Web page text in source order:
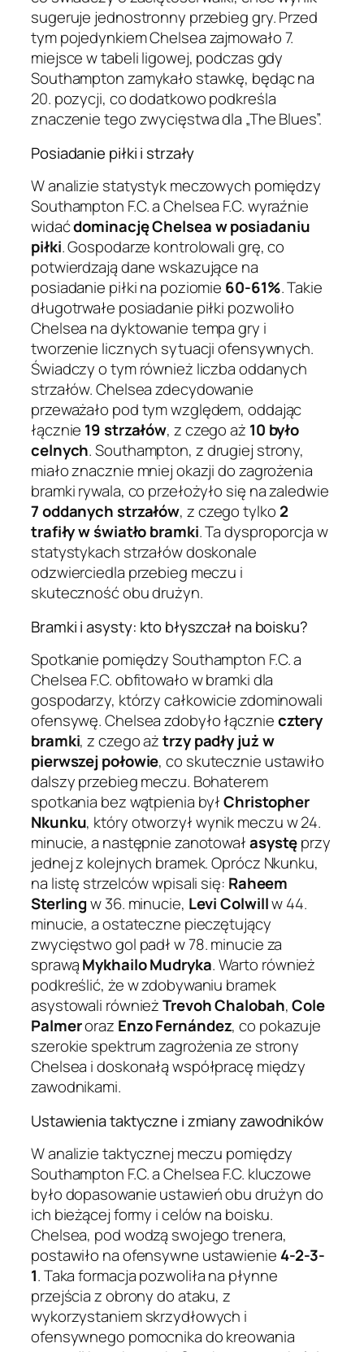
sugeruje jednostronny przebieg gry. Przed
tym pojedynkiem Chelsea zajmowało 7.
miejsce w tabeli ligowej, podczas gdy
Southampton zamykało stawkę, będąc na
20. pozycji, co dodatkowo podkreśla
znaczenie tego zwycięstwa dla „The Blues”.
Posiadanie piłki i strzały
W analizie statystyk meczowych pomiędzy
Southampton F.C. a Chelsea F.C. wyraźnie
widaćdominację Chelsea w posiadaniu
piłki. Gospodarze kontrolowali grę, co
potwierdzają dane wskazujące na
posiadanie piłki na poziomie 60-61%. Takie
długotrwałe posiadanie piłki pozwoliło
Chelsea na dyktowanie tempa gry i
tworzenie licznych sytuacji ofensywnych.
Świadczy o tym również liczba oddanych
strzałów. Chelsea zdecydowanie
przeważało pod tym względem, oddając
łącznie 19 strzałów, z czego aż 10 było
celnych. Southampton, z drugiej strony,
miało znacznie mniej okazji do zagrożenia
bramki rywala, co przełożyło się na zaledwie
7 oddanych strzałów, z czego tylko 2
trafiły w światło bramki. Ta dysproporcja w
statystykach strzałów doskonale
odzwierciedla przebieg meczu i
skuteczność obu drużyn.
Bramki i asysty: kto błyszczał na boisku?
Spotkanie pomiędzy Southampton F.C. a
Chelsea F.C. obfitowało w bramki dla
gospodarzy, którzy całkowicie zdominowali
ofensywę. Chelsea zdobyło łączniecztery
bramki, z czego ażtrzy padły już w
pierwszej połowie, co skutecznie ustawiło
dalszy przebieg meczu. Bohaterem
spotkania bez wątpienia byłChristopher
Nkunku, który otworzył wynik meczu w 24.
minucie, a następnie zanotowałasystęprzy
jednej z kolejnych bramek. Oprócz Nkunku,
na listę strzelców wpisali się: Raheem
Sterlingw 36. minucie, Levi Colwillw 44.
minucie, a ostateczne pieczętujący
zwycięstwo gol padł w 78. minucie za
sprawąMykhailo Mudryka. Warto również
podkreślić, że w zdobywaniu bramek
asystowali równieżTrevoh Chalobah,Cole
Palmeroraz Enzo Fernández, co pokazuje
szerokie spektrum zagrożenia ze strony
Chelsea i doskonałą współpracę między
zawodnikami.
Ustawienia taktyczne i zmiany zawodników
W analizie taktycznej meczu pomiędzy
Southampton F.C. a Chelsea F.C. kluczowe
było dopasowanie ustawień obu drużyn do
ich bieżącej formy i celów na boisku.
Chelsea, pod wodzą swojego trenera,
postawiło na ofensywne ustawienie 4-2-3-
1. Taka formacja pozwoliła na płynne
przejścia z obrony do ataku, z
wykorzystaniem skrzydłowych i
ofensywnego pomocnika do kreowania